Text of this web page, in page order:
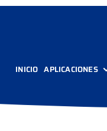
INICIO APLICACIONES